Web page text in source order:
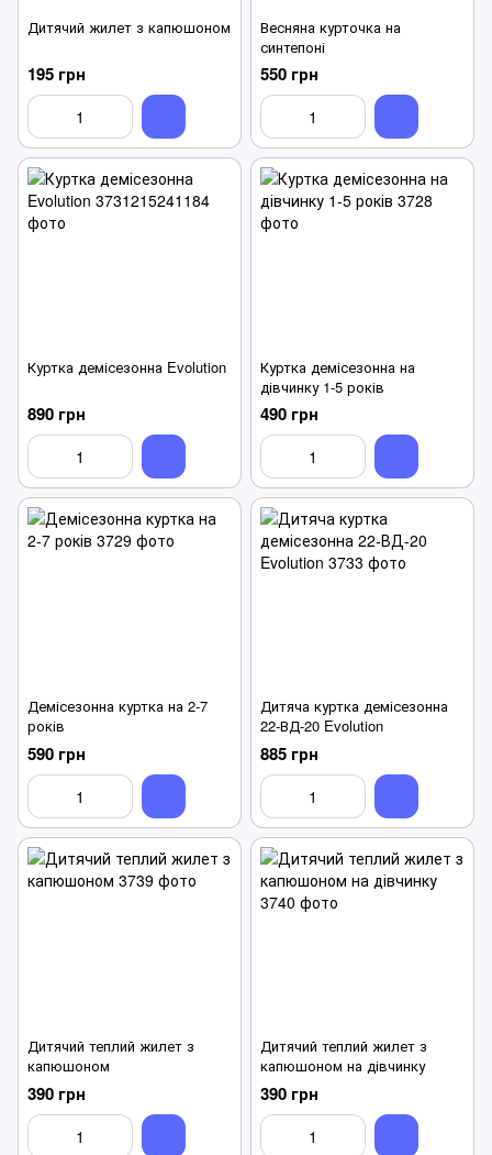
Дитячий жилет з капюшоном
195 грн
Весняна курточка на
синтепоні
550 грн
Куртка демісезонна Evolution
890 грн
Куртка демісезонна на
дівчинку 1-5 років
490 грн
Демісезонна куртка на 2-7
років
590 грн
Дитяча куртка демісезонна
22-ВД-20 Evolution
885 грн
Дитячий теплий жилет з
капюшоном
390 грн
Дитячий теплий жилет з
капюшоном на дівчинку
390 грн